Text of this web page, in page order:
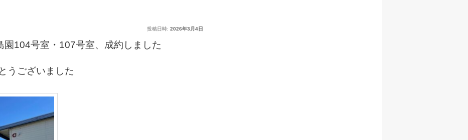
投稿日時: 2026年3月4日
園104号室・107号室、成約しました
うございました